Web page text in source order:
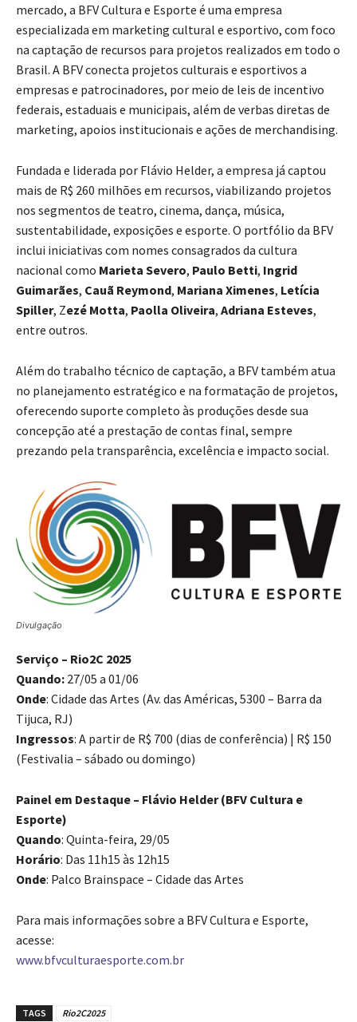
mercado, a BFV Cultura e Esporte é uma empresa
especializada em marketing cultural e esportivo, com foco
na captação de recursos para projetos realizados em todo o
Brasil. A BFV conecta projetos culturais e esportivos a
empresas e patrocinadores, por meio de leis de incentivo
federais, estaduais e municipais, além de verbas diretas de
marketing, apoios institucionais e ações de merchandising.
Fundada e liderada por Flávio Helder, a empresa já captou
mais de R$ 260 milhões em recursos, viabilizando projetos
nos segmentos de teatro, cinema, dança, música,
sustentabilidade, exposições e esporte. O portfólio da BFV
inclui iniciativas com nomes consagrados da cultura
nacional como Marieta Severo, Paulo Betti, Ingrid
Guimarães, Cauã Reymond, Mariana Ximenes, Letícia
Spiller, Zezé Motta, Paolla Oliveira, Adriana Esteves,
entre outros.
Além do trabalho técnico de captação, a BFV também atua
no planejamento estratégico e na formatação de projetos,
oferecendo suporte completo às produções desde sua
concepção até a prestação de contas final, sempre
prezando pela transparência, excelência e impacto social.
Divulgação
Serviço – Rio2C 2025
Quando: 27/05 a 01/06
Onde: Cidade das Artes (Av. das Américas, 5300 – Barra da
Tijuca, RJ)
Ingressos: A partir de R$ 700 (dias de conferência) | R$ 150
(Festivalia – sábado ou domingo)
Painel em Destaque – Flávio Helder (BFV Cultura e
Esporte)
Quando: Quinta-feira, 29/05
Horário: Das 11h15 às 12h15
Onde: Palco Brainspace – Cidade das Artes
Para mais informações sobre a BFV Cultura e Esporte,
acesse:
www.bfvculturaesporte.com.br
TAGS Rio2C2025